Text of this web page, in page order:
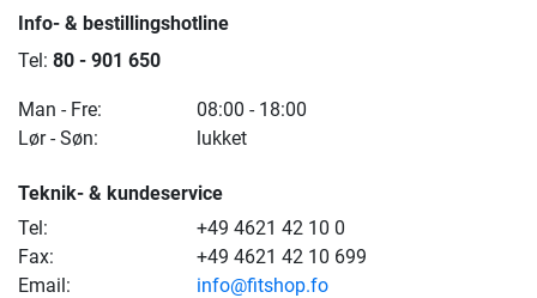
Info- & bestillingshotline
Tel: 80 - 901 650
Man - Fre:
08:00 - 18:00
Lør - Søn:
lukket
Teknik- & kundeservice
Tel:
+49 4621 42 10 0
Fax:
+49 4621 42 10 699
Email:
info@fitshop.fo